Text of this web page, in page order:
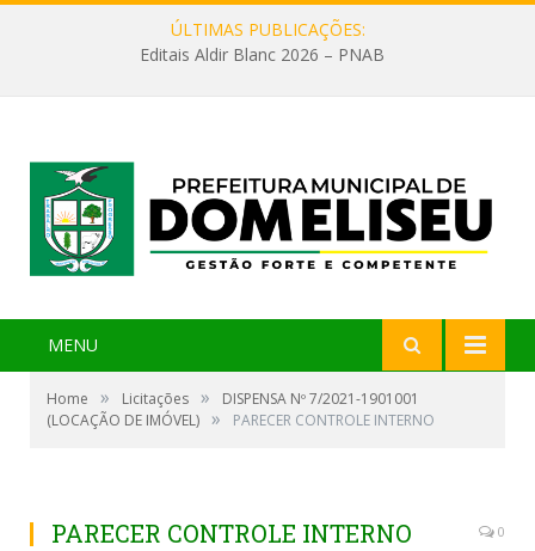
ÚLTIMAS PUBLICAÇÕES:
Editais Aldir Blanc 2026 – PNAB
MENU
Home » Licitações »
DISPENSA Nº 7/2021-1901001
(LOCAÇÃO DE IMÓVEL) » PARECER CONTROLE INTERNO
PARECER CONTROLE INTERNO 0